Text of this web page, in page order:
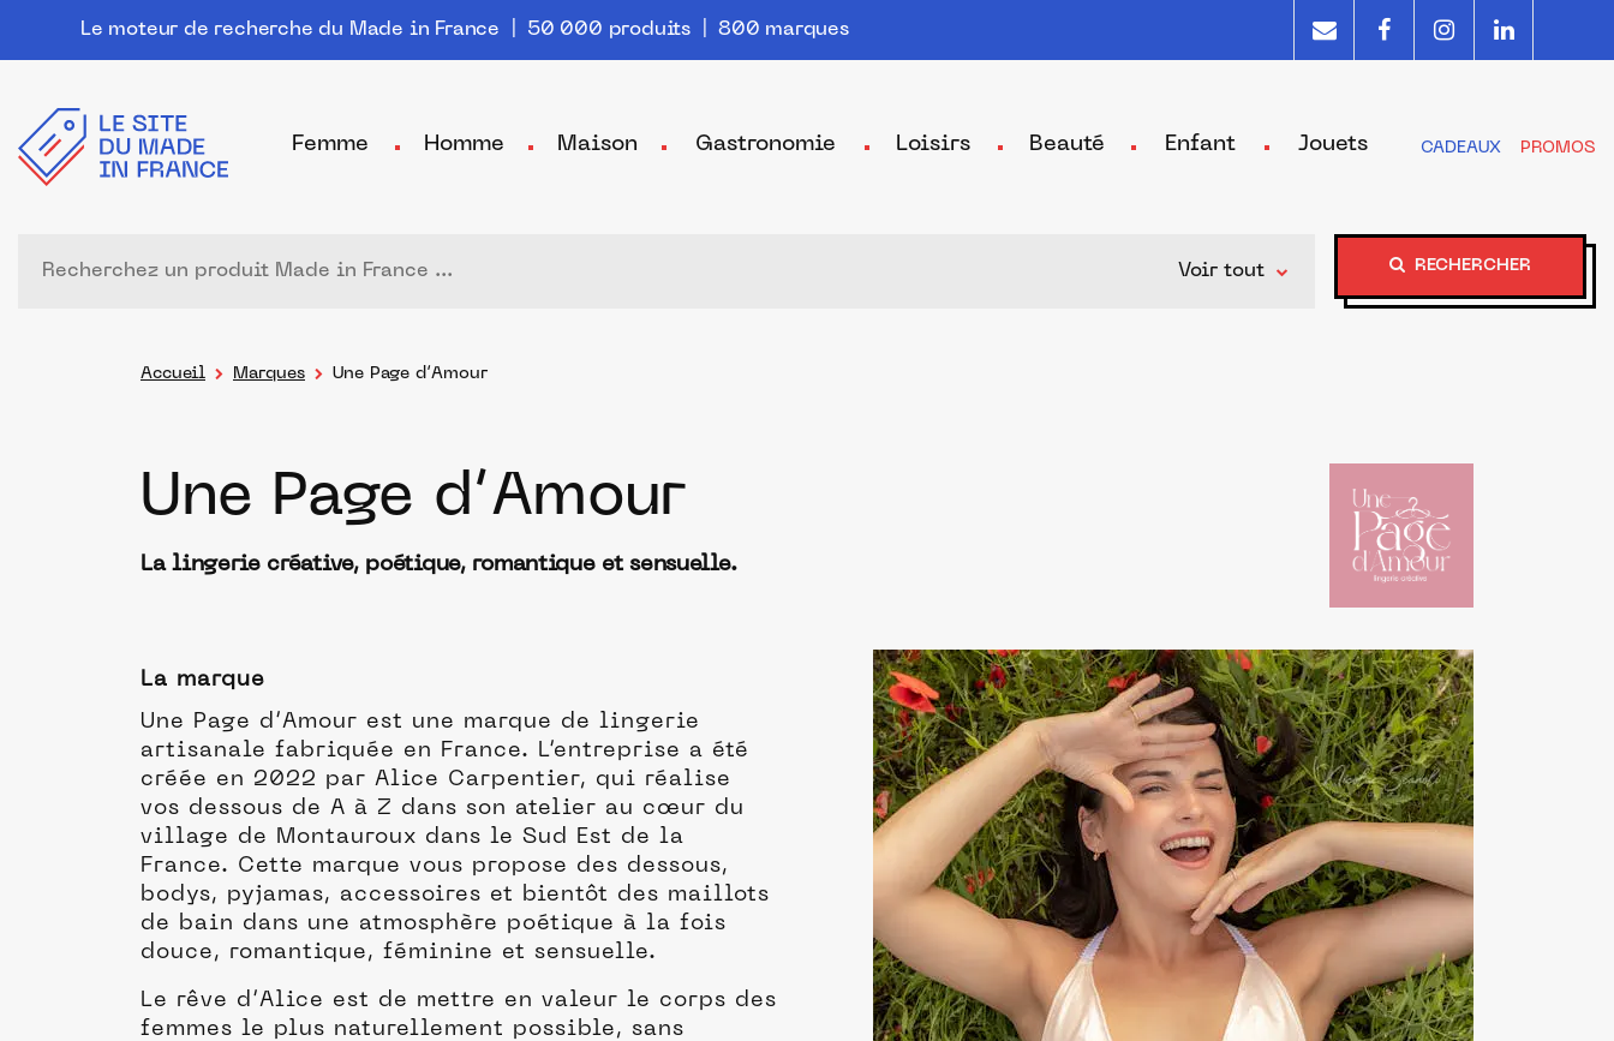
Le moteur de recherche du Made in France | 50 000 produits | 800 marques
Femme Homme Maison Gastronomie Loisirs Beauté Enfant Jouets CADEAUX PROMOS
Voir tout RECHERCHER
Accueil Marques Une Page d’Amour
Une Page d’Amour
La lingerie créative, poétique, romantique et sensuelle.
La marque
Une Page d’Amour est une marque de lingerie
artisanale fabriquée en France. L’entreprise a été
créée en 2022 par Alice Carpentier, qui réalise
vos dessous de A à Z dans son atelier au cœur du
village de Montauroux dans le Sud Est de la
France. Cette marque vous propose des dessous,
bodys, pyjamas, accessoires et bientôt des maillots
de bain dans une atmosphère poétique à la fois
douce, romantique, féminine et sensuelle.
Le rêve d’Alice est de mettre en valeur le corps des
femmes le plus naturellement possible, sans